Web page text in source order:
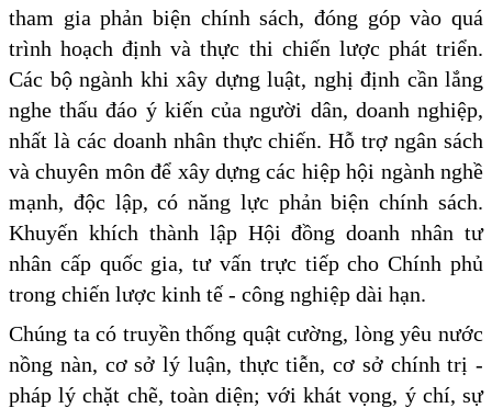
tham gia phản biện chính sách, đóng góp vào quá
trình hoạch định và thực thi chiến lược phát triển.
Các bộ ngành khi xây dựng luật, nghị định cần lắng
nghe thấu đáo ý kiến của người dân, doanh nghiệp,
nhất là các doanh nhân thực chiến. Hỗ trợ ngân sách
và chuyên môn để xây dựng các hiệp hội ngành nghề
mạnh, độc lập, có năng lực phản biện chính sách.
Khuyến khích thành lập Hội đồng doanh nhân tư
nhân cấp quốc gia, tư vấn trực tiếp cho Chính phủ
trong chiến lược kinh tế - công nghiệp dài hạn.
Chúng ta có truyền thống quật cường, lòng yêu nước
nồng nàn, cơ sở lý luận, thực tiễn, cơ sở chính trị -
pháp lý chặt chẽ, toàn diện; với khát vọng, ý chí, sự